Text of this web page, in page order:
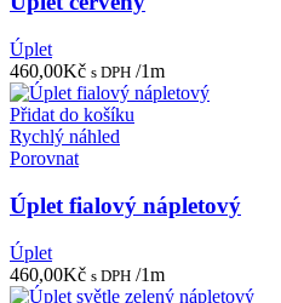
Úplet
460,00Kč s DPH /1m
Přidat do košíku
Rychlý náhled
Porovnat
Úplet fialový nápletový
Úplet
460,00Kč s DPH /1m